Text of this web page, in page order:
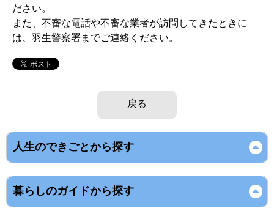
ださい。
また、不審な電話や不審な業者が訪問してきたときに
は、羽生警察署までご連絡ください。
戻る
人生のできごとから探す
暮らしのガイドから探す